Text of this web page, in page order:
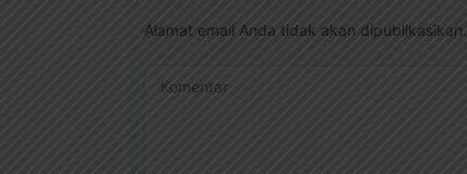
Alamat email Anda tidak akan dipublikasikan.
Komentar